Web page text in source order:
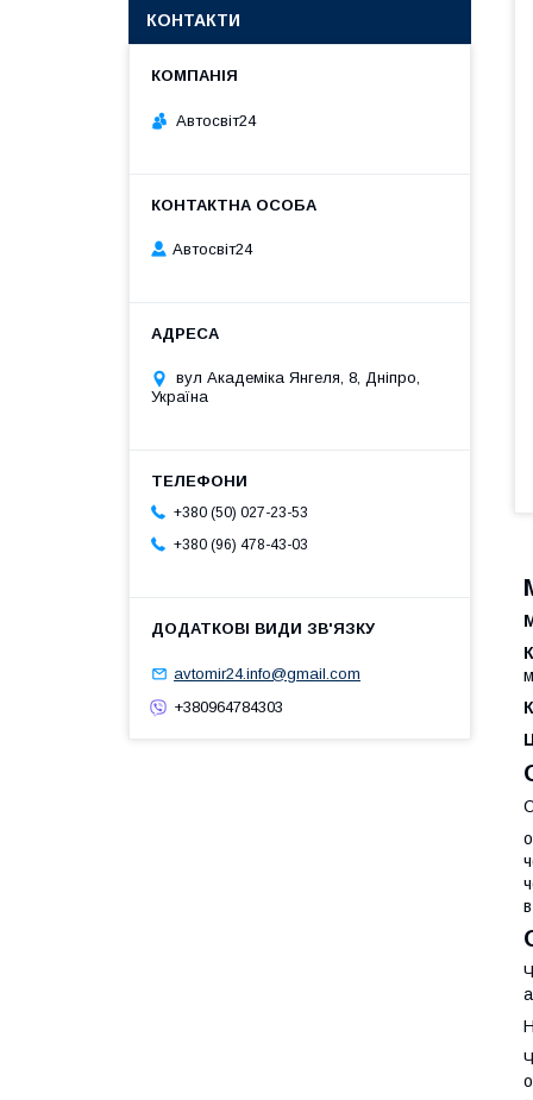
КОНТАКТИ
Автосвіт24
Автосвіт24
вул Академіка Янгеля, 8, Дніпро,
Україна
+380 (50) 027-23-53
+380 (96) 478-43-03
avtomir24.info@gmail.com
+380964784303